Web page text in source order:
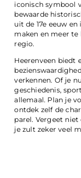
iconisch symbool
bewaarde
uit de 17e eeuw
maken en meer te
regio.
Heerenveen biedt
verkennen. Of je
geschiedenis,
allemaal. Plan je
ontdek zelf de
parel. Vergeet
je zult zeker veel